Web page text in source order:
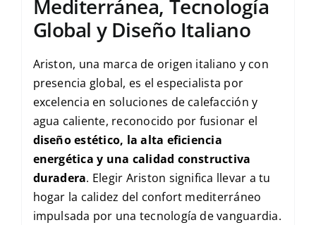
Mediterránea, Tecnología
Global y Diseño Italiano
Ariston, una marca de origen italiano y con
presencia global, es el especialista por
excelencia en soluciones de calefacción y
agua caliente, reconocido por fusionar el
diseño estético, la alta eficiencia
energética y una calidad constructiva
duradera. Elegir Ariston significa llevar a tu
hogar la calidez del confort mediterráneo
impulsada por una tecnología de vanguardia.